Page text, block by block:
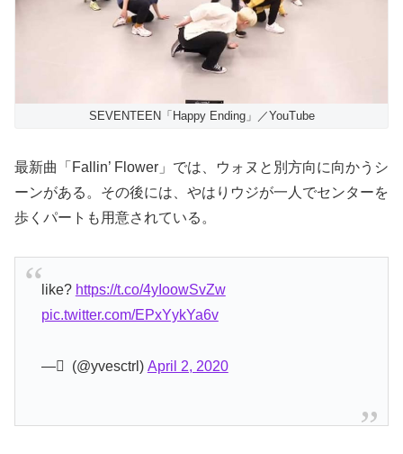
SEVENTEEN「Happy Ending」／YouTube
最新曲「Fallin’ Flower」では、ウォヌと別方向に向かうシ
ーンがある。その後には、やはりウジが一人でセンターを
歩くパートも用意されている。
like? https://t.co/4yIoowSvZw
pic.twitter.com/EPxYykYa6v
— ً (@yvesctrl) April 2, 2020